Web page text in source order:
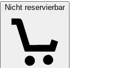
Nicht reservierbar